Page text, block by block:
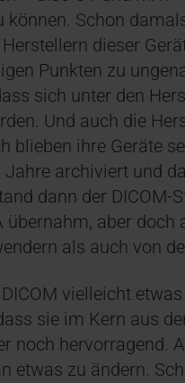
können. Schon
dieser
Punkten zu
sich unter den
Und auch die
blieben ihre Geräte
archiviert und
dann der DICOM-
aber doch
als auch von
vielleicht
sie im Kern aus
noch hervorragend.
etwas zu ändern.